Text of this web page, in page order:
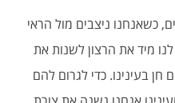
כשאנחנו ניצבים מול הראי
מיד את הרצון לשנות את
בעינינו. כדי לגרום להם